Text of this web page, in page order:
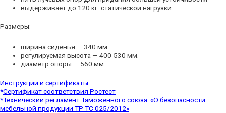
выдерживает до 120 кг. статической нагрузки
Размеры:
ширина сиденья — 340 мм.
регулируемая высота — 400-530 мм.
диаметр опоры — 560 мм.
Инструкции и сертификаты
*Сертификат соответствия Ростест
*Технический регламент Таможенного союза. «О безопасности
мебельной продукции ТР ТС 025/2012»